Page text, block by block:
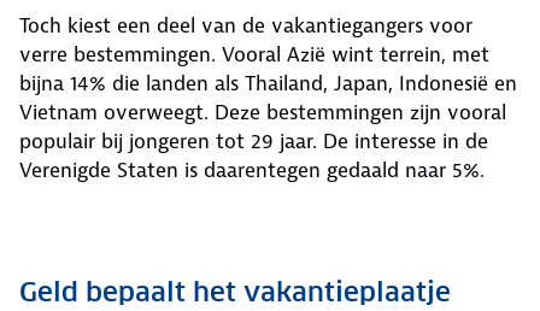
Toch kiest een deel van de vakantiegangers voor
verre bestemmingen. Vooral Azië wint terrein, met
bijna 14% die landen als Thailand, Japan, Indonesië en
Vietnam overweegt. Deze bestemmingen zijn vooral
populair bij jongeren tot 29 jaar. De interesse in de
Verenigde Staten is daarentegen gedaald naar 5%.
Geld bepaalt het vakantieplaatje